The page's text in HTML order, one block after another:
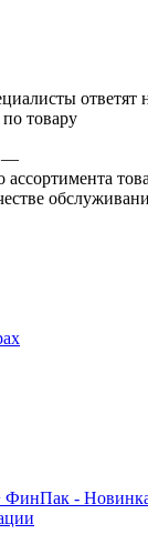
ответят
товару
—
ФинПак -